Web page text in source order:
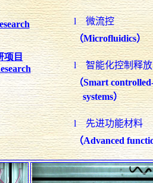
项目
l
微流控
（Microfluidics）
l
智能化控制释
（Smart
systems）
l
先进功能材料
（Advanced